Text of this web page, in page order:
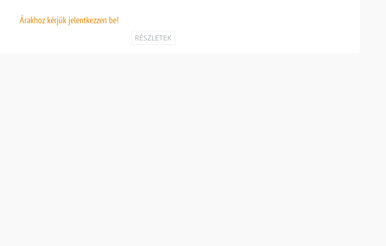
Árakhoz kérjük jelentkezzen be!
RÉSZLETEK